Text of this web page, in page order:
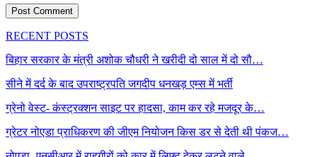
RECENT POSTS
बिहार सरकार के मंत्री अशोक चौधरी ने खरीदी दो साल में दो सौ…
सीने में दर्द के बाद उपराष्ट्रपति जगदीप धनखड़ एम्स में भर्ती
ग्रेनो वेस्ट- कंस्ट्रक्शन साइट पर हादसा, काम कर रहे मजदूर के…
ग्रेटर नोएडा प्राधिकरण की जीएम नियोजन किस डर से देती थी पंकज…